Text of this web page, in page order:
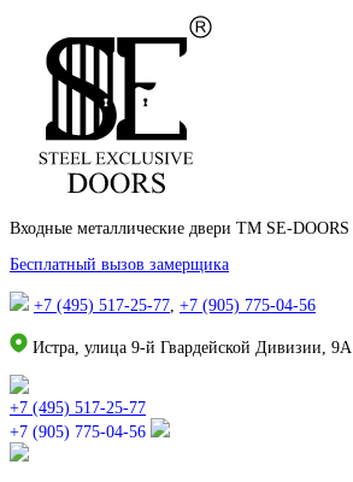
Входные металлические двери TM SE-DOORS
Бесплатный вызов замерщика
+7 (495) 517-25-77, +7 (905) 775-04-56
Истра, улица 9-й Гвардейской Дивизии, 9А
+7 (495) 517-25-77
+7 (905) 775-04-56